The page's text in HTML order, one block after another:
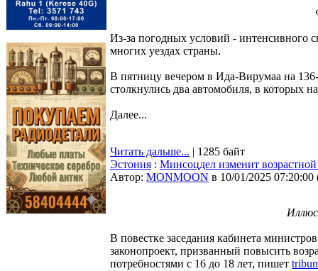
Из-за погодных условий - интенсивного
многих уездах страны.
В пятницу вечером в Ида-Вирумаа на
столкнулись два автомобиля, в которых
Далее...
Читать дальше... | 1285 байт
Эстония : Минсоцдел изменит
Автор: MONMOON в 10/01/2025 07:20:00
В повестке заседания кабинета
законопроект, призванный повысить
потребностями с 16 до 18 лет, пишет